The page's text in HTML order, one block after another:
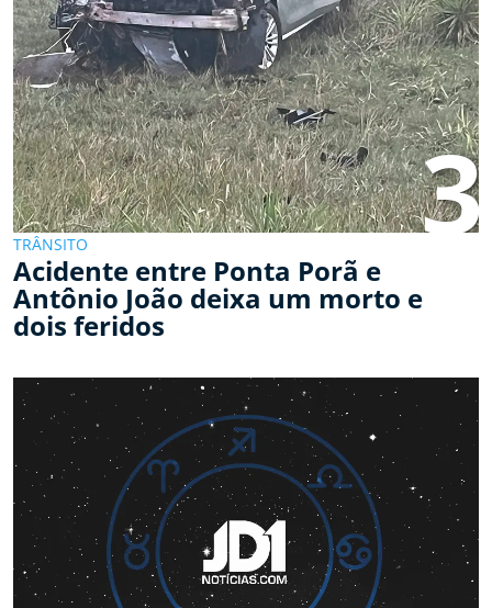
3
TRÂNSITO
Acidente entre Ponta Porã e
Antônio João deixa um morto e
dois feridos